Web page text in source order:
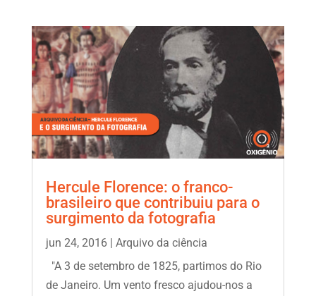
Hercule Florence: o franco-
brasileiro que contribuiu para o
surgimento da fotografia
jun 24, 2016| Arquivo da ciência
"A 3 de setembro de 1825, partimos do Rio
de Janeiro. Um vento fresco ajudou-nos a